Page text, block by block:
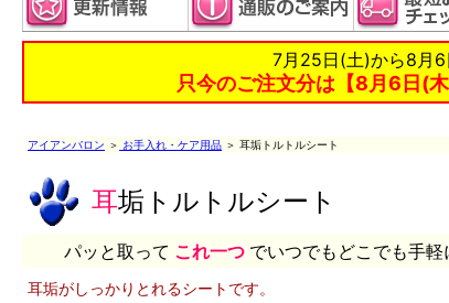
7月25日(土)から8月6
只今のご注文分は【8月6日(
アイアンバロン ＞ お手入れ・ケア用品 ＞ 耳垢トルトルシート
耳垢トルトルシート
パッと取って これ一つ でいつでもどこでも手
耳垢がしっかりとれるシートです。